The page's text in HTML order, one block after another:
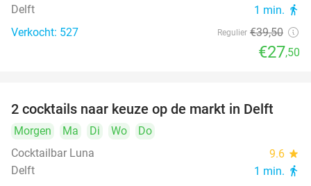
Delft 1 min. directions_walk
Verkocht: 527 Regulier €39,50
€27,50
50%
2 cocktails naar keuze op de markt in Delft
Morgen Ma Di Wo
Do
Cocktailbar Luna
9.6 star
Delft 1 min. directions_walk